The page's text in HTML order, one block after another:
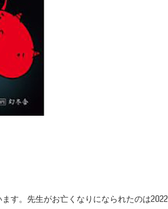
す。先生がお亡くなりになられたのは2022